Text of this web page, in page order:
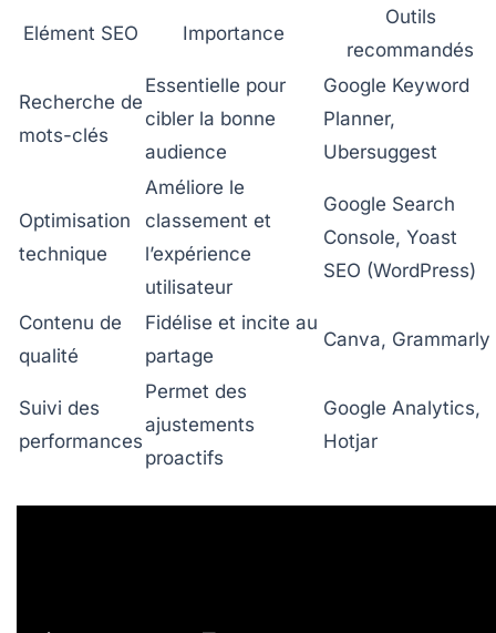
Elément SEO Importance
Outils
recommandés
Recherche de
mots-clés
Essentielle pour
cibler la bonne
audience
Google Keyword
Planner,
Ubersuggest
Optimisation
technique
Améliore le
classement et
l’expérience
utilisateur
Google Search
Console, Yoast
SEO (WordPress)
Contenu de
qualité
Fidélise et incite au
partage
Canva, Grammarly
Suivi des
performances
Permet des
ajustements
proactifs
Google Analytics,
Hotjar